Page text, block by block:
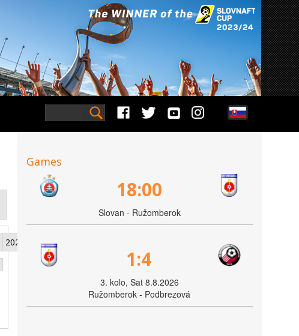
2026
Games
18:00
Slovan - Ružomberok
1:4
3. kolo, Sat 8.8.2026
Ružomberok - Podbrezová